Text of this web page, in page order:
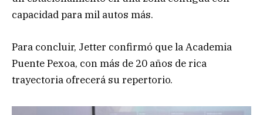
capacidad para mil autos más.
Para concluir, Jetter confirmó que la Academia
Puente Pexoa, con más de 20 años de rica
trayectoria ofrecerá su repertorio.